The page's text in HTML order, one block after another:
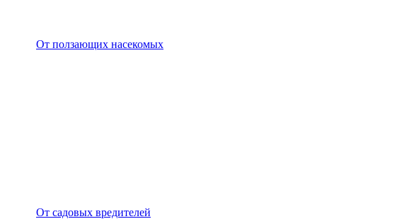
От ползающих насекомых
От садовых вредителей